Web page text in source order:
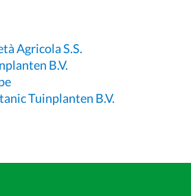
Agricola S.S.
B.V.
Tuinplanten B.V.